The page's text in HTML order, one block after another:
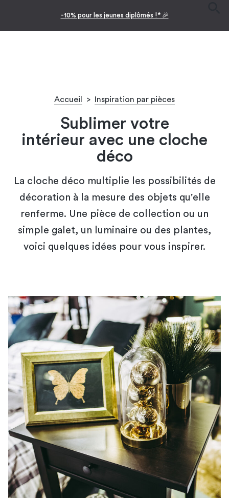
-10% pour les jeunes diplômés !* 🎉
Accueil > Inspiration par pièces
Sublimer votre
intérieur avec une cloche
déco
La cloche déco multiplie les possibilités de
décoration à la mesure des objets qu'elle
renferme. Une pièce de collection ou un
simple galet, un luminaire ou des plantes,
voici quelques idées pour vous inspirer.